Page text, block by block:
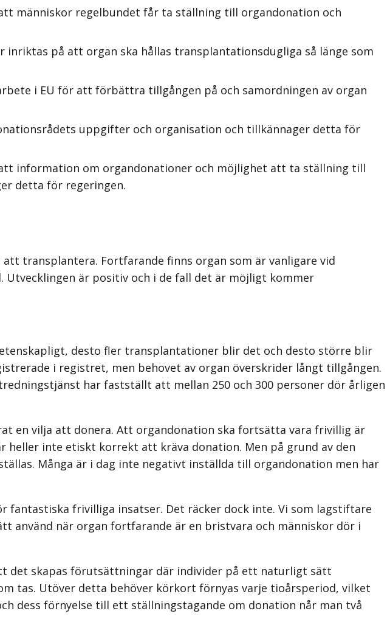
människor regelbundet får ta ställning till organdonation och
på att organ ska hållas transplantationsdugliga så länge som
i EU för att förbättra tillgången på och samordningen av organ
uppgifter och organisation och tillkännager detta för
information om organdonationer och möjlighet att ta ställning till
detta för regeringen.
transplantera. Fortfarande finns organ som är vanligare vid
är positiv och i de fall det är möjligt kommer
desto fler transplantationer blir det och desto större blir
i registret, men behovet av organ överskrider långt tillgången.
har fastställt att mellan 250 och 300 personer dör årligen
en vilja att donera. Att organdonation ska fortsätta vara frivillig är
heller inte etiskt korrekt att kräva donation. Men på grund av den
Många är i dag inte negativt inställda till organdonation men har
frivilliga insatser. Det räcker dock inte. Vi som lagstiftare
använd när organ fortfarande är en bristvara och människor dör i
det skapas förutsättningar där individer på ett naturligt sätt
tas. Utöver detta behöver körkort förnyas varje tioårsperiod, vilket
dess förnyelse till ett ställningstagande om donation når man två